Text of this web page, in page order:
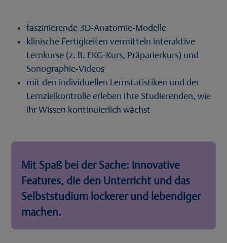
faszinierende 3D-Anatomie-Modelle
klinische Fertigkeiten vermitteln interaktive
Lernkurse (z. B. EKG-Kurs, Präparierkurs) und
Sonographie-Videos
mit den individuellen Lernstatistiken und der
Lernzielkontrolle erleben Ihre Studierenden, wie
ihr Wissen kontinuierlich wächst
Mit Spaß bei der Sache: Innovative
Features, die den Unterricht und das
Selbststudium lockerer und lebendiger
machen.